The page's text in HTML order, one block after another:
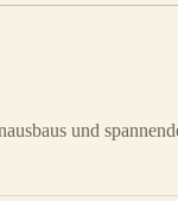
und